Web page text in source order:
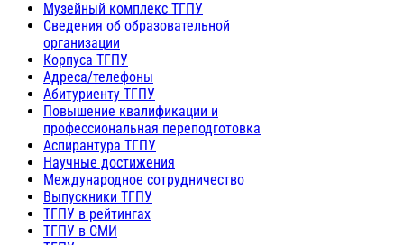
Музейный комплекс ТГПУ
Сведения об образовательной
организации
Корпуса ТГПУ
Адреса/телефоны
Абитуриенту ТГПУ
Повышение квалификации и
профессиональная переподготовка
Аспирантура ТГПУ
Научные достижения
Международное сотрудничество
Выпускники ТГПУ
ТГПУ в рейтингах
ТГПУ в СМИ